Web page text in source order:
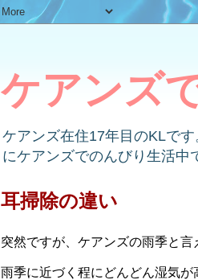
ケアンズ
ケアンズ在住17年目のKLで
にケアンズでのんびり生活中
耳掃除の違い
突然ですが、 ケアンズの雨季と
雨季に近づく程にどんどん湿気